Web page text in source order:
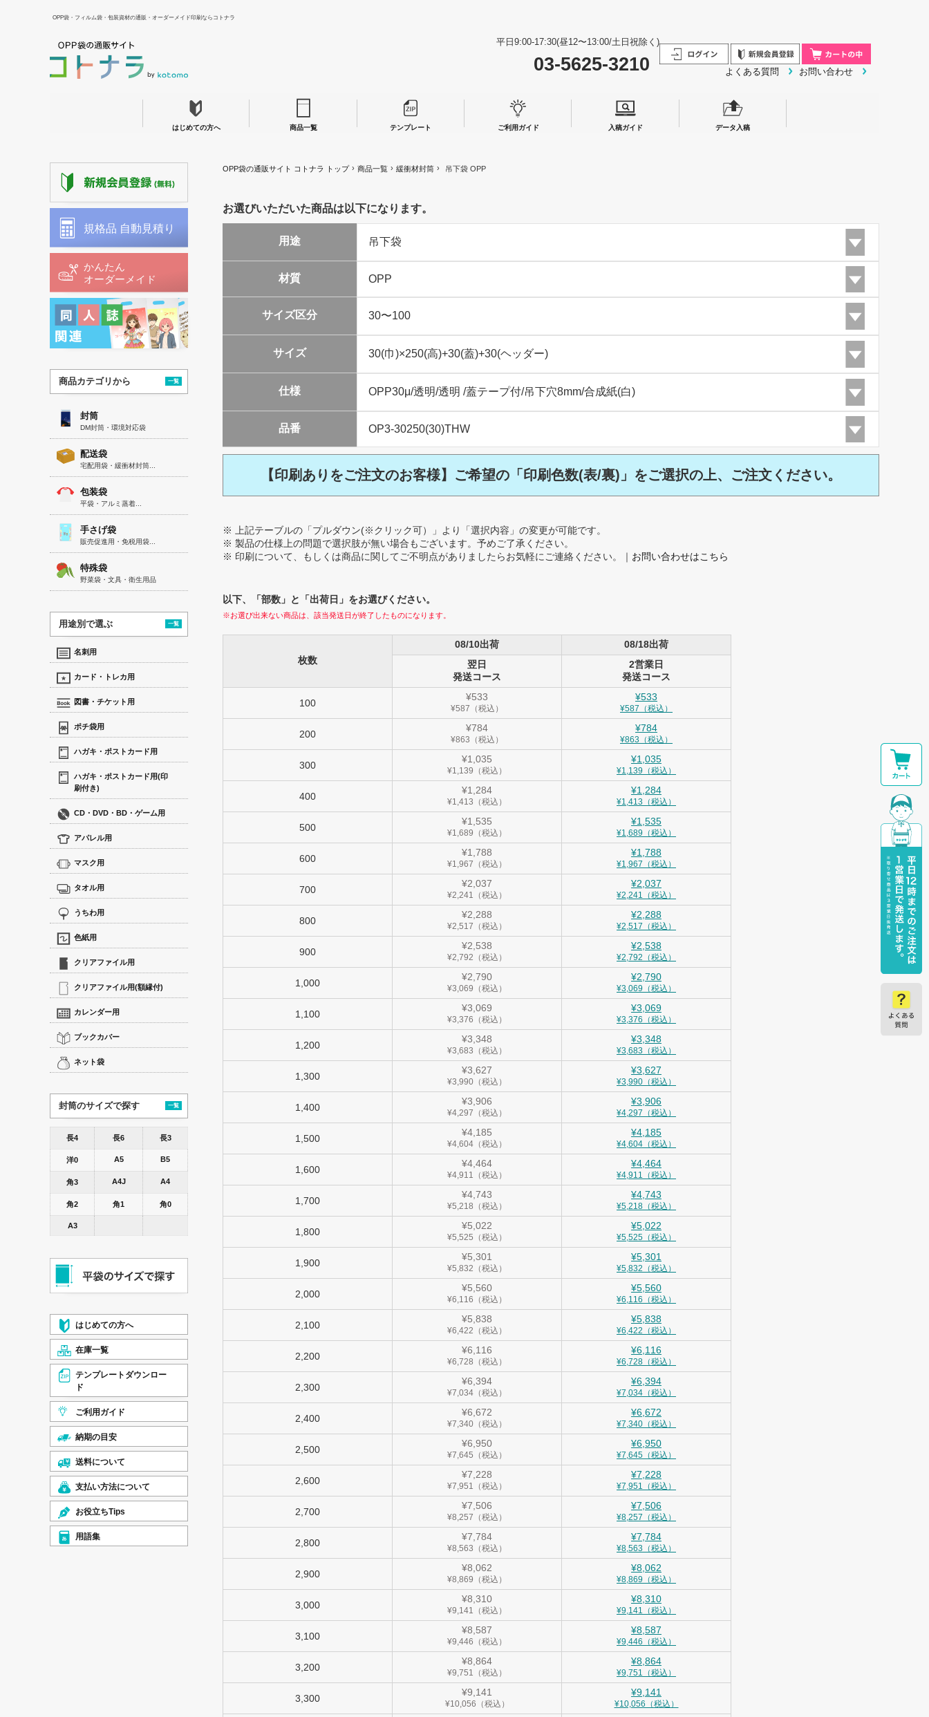
OPP袋・フィルム袋・包装資材の通販・オーダーメイド印刷ならコトナラ
平日9:00-17:30(昼12〜13:00/土日祝除く)
03-5625-3210 よくある質問 お問い合わせ
はじめての方へ 商品一覧 テンプレート ご利用ガイド 入稿ガイド データ入稿
商品カテゴリから 一覧
封筒
DM封筒・環境対応袋
配送袋
宅配用袋・緩衝材封筒...
包装袋
平袋・アルミ蒸着...
手さげ袋
販売促進用・免税用袋...
特殊袋
野菜袋・文具・衛生用品
用途別で選ぶ 一覧
名刺用
カード・トレカ用
図書・チケット用
ポチ袋用
ハガキ・ポストカード用
ハガキ・ポストカード用(印
刷付き)
CD・DVD・BD・ゲーム用
アパレル用
マスク用
タオル用
うちわ用
色紙用
クリアファイル用
クリアファイル用(額縁付)
カレンダー用
ブックカバー
ネット袋
封筒のサイズで探す 一覧
長4 長6 長3
洋0 A5 B5
角3 A4J A4
角2 角1 角0
A3
はじめての方へ
在庫一覧
テンプレートダウンロー
ド
ご利用ガイド
納期の目安
送料について
支払い方法について
お役立ちTips
用語集
OPP袋の通販サイト コトナラ トップ › 商品一覧 › 緩衝材封筒 › 吊下袋 OPP
お選びいただいた商品は以下になります。
用途
材質
サイズ区分
サイズ
仕様
品番
【印刷ありをご注文のお客様】ご希望の「印刷色数(表/裏)」をご選択の上、ご注文ください。
※ 上記テーブルの「プルダウン(※クリック可）」より「選択内容」の変更が可能です。
※ 製品の仕様上の問題で選択肢が無い場合もございます。予めご了承ください。
※ 印刷について、もしくは商品に関してご不明点がありましたらお気軽にご連絡ください。｜ お問い合わせはこちら
以下、「部数」と「出荷日」をお選びください。
※お選び出来ない商品は、該当発送日が終了したものになります。
枚数
08/10出荷
08/18出荷
翌日
発送コース
2営業日
発送コース
100
¥533
¥587（税込）
¥533
¥587（税込）
200
¥784
¥863（税込）
¥784
¥863（税込）
300
¥1,035
¥1,139（税込）
¥1,035
¥1,139（税込）
400
¥1,284
¥1,413（税込）
¥1,284
¥1,413（税込）
500
¥1,535
¥1,689（税込）
¥1,535
¥1,689（税込）
600
¥1,788
¥1,967（税込）
¥1,788
¥1,967（税込）
700
¥2,037
¥2,241（税込）
¥2,037
¥2,241（税込）
800
¥2,288
¥2,517（税込）
¥2,288
¥2,517（税込）
900
¥2,538
¥2,792（税込）
¥2,538
¥2,792（税込）
1,000
¥2,790
¥3,069（税込）
¥2,790
¥3,069（税込）
1,100
¥3,069
¥3,376（税込）
¥3,069
¥3,376（税込）
1,200
¥3,348
¥3,683（税込）
¥3,348
¥3,683（税込）
1,300
¥3,627
¥3,990（税込）
¥3,627
¥3,990（税込）
1,400
¥3,906
¥4,297（税込）
¥3,906
¥4,297（税込）
1,500
¥4,185
¥4,604（税込）
¥4,185
¥4,604（税込）
1,600
¥4,464
¥4,911（税込）
¥4,464
¥4,911（税込）
1,700
¥4,743
¥5,218（税込）
¥4,743
¥5,218（税込）
1,800
¥5,022
¥5,525（税込）
¥5,022
¥5,525（税込）
1,900
¥5,301
¥5,832（税込）
¥5,301
¥5,832（税込）
2,000
¥5,560
¥6,116（税込）
¥5,560
¥6,116（税込）
2,100
¥5,838
¥6,422（税込）
¥5,838
¥6,422（税込）
2,200
¥6,116
¥6,728（税込）
¥6,116
¥6,728（税込）
2,300
¥6,394
¥7,034（税込）
¥6,394
¥7,034（税込）
2,400
¥6,672
¥7,340（税込）
¥6,672
¥7,340（税込）
2,500
¥6,950
¥7,645（税込）
¥6,950
¥7,645（税込）
2,600
¥7,228
¥7,951（税込）
¥7,228
¥7,951（税込）
2,700
¥7,506
¥8,257（税込）
¥7,506
¥8,257（税込）
2,800
¥7,784
¥8,563（税込）
¥7,784
¥8,563（税込）
2,900
¥8,062
¥8,869（税込）
¥8,062
¥8,869（税込）
3,000
¥8,310
¥9,141（税込）
¥8,310
¥9,141（税込）
3,100
¥8,587
¥9,446（税込）
¥8,587
¥9,446（税込）
3,200
¥8,864
¥9,751（税込）
¥8,864
¥9,751（税込）
3,300
¥9,141
¥10,056（税込）
¥9,141
¥10,056（税込）